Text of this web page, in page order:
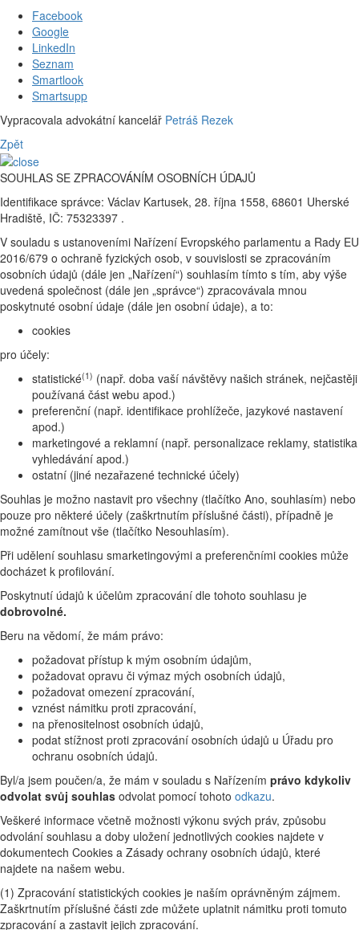
Facebook
Google
LinkedIn
Seznam
Smartlook
Smartsupp
Vypracovala advokátní kancelář Petráš Rezek
Zpět
SOUHLAS SE ZPRACOVÁNÍM OSOBNÍCH ÚDAJŮ
Identifikace správce: Václav Kartusek, 28. října 1558, 68601 Uherské
Hradiště, IČ: 75323397 .
V souladu s ustanoveními Nařízení Evropského parlamentu a Rady EU
2016/679 o ochraně fyzických osob, v souvislosti se zpracováním
osobních údajů (dále jen „Nařízení“) souhlasím tímto s tím, aby výše
uvedená společnost (dále jen „správce“) zpracovávala mnou
poskytnuté osobní údaje (dále jen osobní údaje), a to:
cookies
pro účely:
statistické(1) (např. doba vaší návštěvy našich stránek, nejčastěji
používaná část webu apod.)
preferenční (např. identifikace prohlížeče, jazykové nastavení
apod.)
marketingové a reklamní (např. personalizace reklamy, statistika
vyhledávání apod.)
ostatní (jiné nezařazené technické účely)
Souhlas je možno nastavit pro všechny (tlačítko Ano, souhlasím) nebo
pouze pro některé účely (zaškrtnutím příslušné části), případně je
možné zamítnout vše (tlačítko Nesouhlasím).
Při udělení souhlasu smarketingovými a preferenčními cookies může
docházet k profilování.
Poskytnutí údajů k účelům zpracování dle tohoto souhlasu je
dobrovolné.
Beru na vědomí, že mám právo:
požadovat přístup k mým osobním údajům,
požadovat opravu či výmaz mých osobních údajů,
požadovat omezení zpracování,
vznést námitku proti zpracování,
na přenositelnost osobních údajů,
podat stížnost proti zpracování osobních údajů u Úřadu pro
ochranu osobních údajů.
Byl/a jsem poučen/a, že mám v souladu s Nařízením právo kdykoliv
odvolat svůj souhlas odvolat pomocí tohoto odkazu.
Veškeré informace včetně možnosti výkonu svých práv, způsobu
odvolání souhlasu a doby uložení jednotlivých cookies najdete v
dokumentech Cookies a Zásady ochrany osobních údajů, které
najdete na našem webu.
(1) Zpracování statistických cookies je naším oprávněným zájmem.
Zaškrtnutím příslušné části zde můžete uplatnit námitku proti tomuto
zpracování a zastavit jejich zpracování.